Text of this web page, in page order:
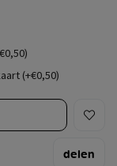
(+€0,50)
delen